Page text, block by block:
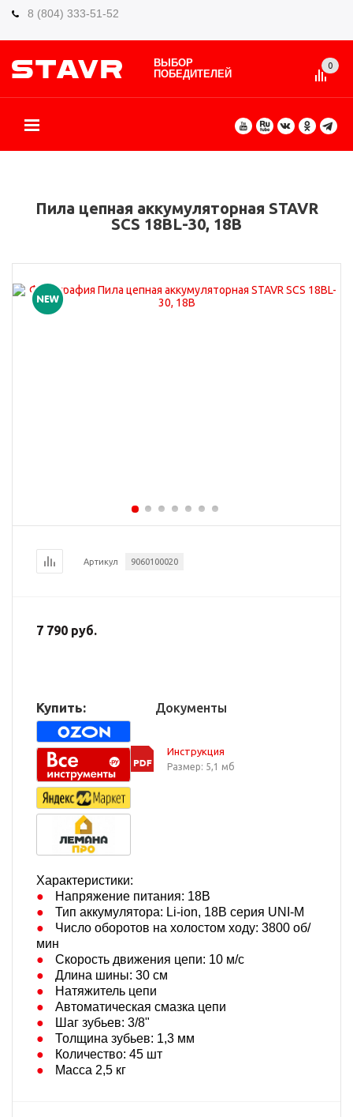
8 (804) 333-51-52
ВЫБОР
ПОБЕДИТЕЛЕЙ
0
О БРЕНДЕ ВИДЫ РАБОТ
КОНТАКТЫ ЕЩЕ
Пила цепная аккумуляторная STAVR
SCS 18BL-30, 18В
Артикул 9060100020
7 790 руб.
Купить: Документы
Инструкция
Размер: 5,1 мб
Характеристики:
Напряжение питания: 18В
Тип аккумулятора: Li-ion, 18В серия UNI-M
Число оборотов на холостом ходу: 3800 об/
мин
Скорость движения цепи: 10 м/с
Длина шины: 30 см
Натяжитель цепи
Автоматическая смазка цепи
Шаг зубьев: 3/8"
Толщина зубьев: 1,3 мм
Количество: 45 шт
Масса 2,5 кг